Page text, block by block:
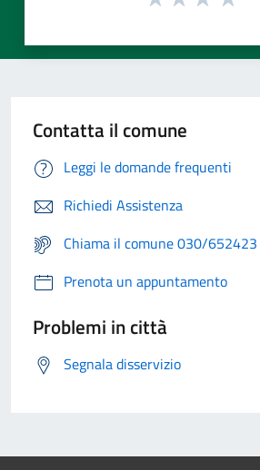
Contatta il comune
Leggi le domande frequenti
Richiedi Assistenza
Chiama il comune 030/652423
Prenota un appuntamento
Problemi in città
Segnala disservizio